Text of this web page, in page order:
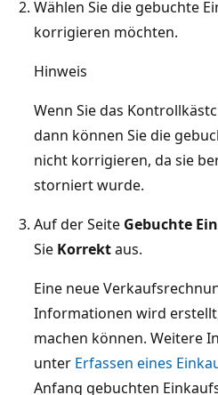
Wählen Sie die gebuchte
korrigieren möchten.
Hinweis
Wenn Sie das
dann können Sie die
nicht korrigieren, da sie
storniert wurde.
Auf der Seite Gebuchte
Sie Korrektaus.
Eine neue
Informationen wird
machen können. Weitere
unter Erfassen eines
Anfang gebuchten